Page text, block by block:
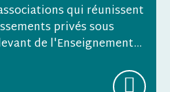
qui réunissent
privés sous
de l'Enseignement...